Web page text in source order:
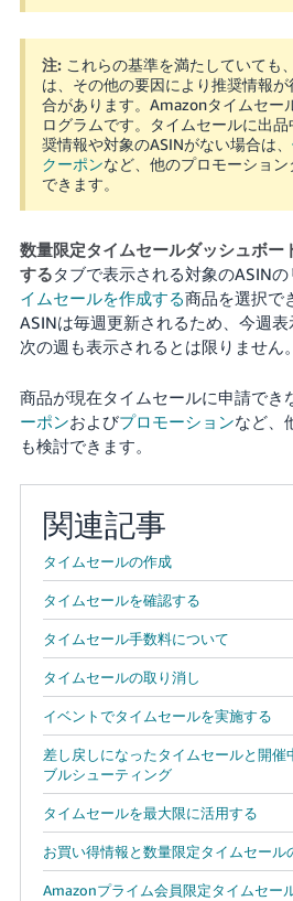
注: これらの基準を満たしていても
は、その他の要因により推奨情報
合があります。Amazonタイムセー
ログラムです。タイムセールに出品
奨情報や対象のASINがない場合は、
クーポンなど、他のプロモーショ
できます。
数量限定タイムセールダッシュボー
するタブで表示される対象のASINの
イムセールを作成する商品を選択で
ASINは毎週更新されるため、今週
次の週も表示されるとは限りません。
商品が現在タイムセールに申請でき
ーポンおよびプロモーションなど、
も検討できます。
関連記事
タイムセールの作成
タイムセールを確認する
タイムセール手数料について
タイムセールの取り消し
イベントでタイムセールを実施する
差し戻しになったタイムセールと開催
ブルシューティング
タイムセールを最大限に活用する
お買い得情報と数量限定タイムセール
Amazonプライム会員限定タイムセー